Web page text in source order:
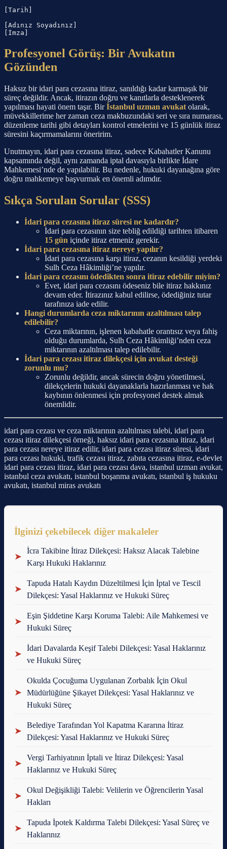
[Tarih]
[Adınız Soyadınız]
Profesyonel Görüş: Bir Avukatın
Gözünden
Haksız bir idari para cezasına itiraz, sanıldığı kadar karmaşık bir
süreç değildir. Ancak, itirazın doğru ve kanıtlarla desteklenerek
yapılması hayati önem taşır. Birİstanbul uzman avukat olarak,
müvekkillerime her zaman ceza makbuzundaki seri ve sıra numarası,
düzenleme tarihi gibi detayları kontrol etmelerini ve 15 günlük itiraz
süresini kaçırmamalarını öneririm.
Unutmayın, idari para cezasına itiraz, sadece Kabahatler Kanunu
kapsamında değil, aynı zamanda iptal davasıyla birlikte İdare
Mahkemesi’nde de yapılabilir. Bu nedenle, hukuki dayanağına göre
doğru mahkemeye başvurmak en önemli adımdır.
Sıkça Sorulan Sorular (SSS)
İdari para cezasına itiraz süresi ne kadardır?
İdari para cezasının size tebliğ edildiği tarihten itibaren
15 gün içinde itiraz etmeniz gerekir.
İdari para cezasına itiraz nereye yapılır?
İdari para cezasına karşı itiraz, cezanın kesildiği yerdeki
Sulh Ceza Hâkimliği’ne yapılır.
İdari para cezasını ödedikten sonra itiraz edebilir miyim?
Evet, idari para cezasını ödeseniz bile itiraz hakkınız
devam eder. İtirazınız kabul edilirse, ödediğiniz tutar
tarafınıza iade edilir.
Hangi durumlarda ceza miktarının azaltılması talep
edilebilir?
Ceza miktarının, işlenen kabahatle orantısız veya fahiş
olduğu durumlarda, Sulh Ceza Hâkimliği’nden ceza
miktarının azaltılması talep edilebilir.
İdari para cezası itiraz dilekçesi için avukat desteği
zorunlu mu?
Zorunlu değildir, ancak sürecin doğru yönetilmesi,
dilekçelerin hukuki dayanaklarla hazırlanması ve hak
kaybının önlenmesi için profesyonel destek almak
önemlidir.
idari para cezası ve ceza miktarının azaltılması talebi, idari para
cezası itiraz dilekçesi örneği, haksız idari para cezasına itiraz, idari
para cezası nereye itiraz edilir, idari para cezası itiraz süresi, idari
para cezası hukuki, trafik cezası itiraz, zabıta cezasına itiraz, e-devlet
idari para cezası itiraz, idari para cezası dava, istanbul uzman avukat,
istanbul ceza avukatı, istanbul boşanma avukatı, istanbul iş hukuku
avukatı, istanbul miras avukatı
İlginizi çekebilecek diğer makaleler
➤
İcra Takibine İtiraz Dilekçesi: Haksız Alacak Talebine
Karşı Hukuki Haklarınız
➤
Tapuda Hatalı Kaydın Düzeltilmesi İçin İptal ve Tescil
Dilekçesi: Yasal Haklarınız ve Hukuki Süreç
➤
Eşin Şiddetine Karşı Koruma Talebi: Aile Mahkemesi ve
Hukuki Süreç
➤
İdari Davalarda Keşif Talebi Dilekçesi: Yasal Haklarınız
ve Hukuki Süreç
➤
Okulda Çocuğuma Uygulanan Zorbalık İçin Okul
Müdürlüğüne Şikayet Dilekçesi: Yasal Haklarınız ve
Hukuki Süreç
➤
Belediye Tarafından Yol Kapatma Kararına İtiraz
Dilekçesi: Yasal Haklarınız ve Hukuki Süreç
➤
Vergi Tarhiyatının İptali ve İtiraz Dilekçesi: Yasal
Haklarınız ve Hukuki Süreç
➤
Okul Değişikliği Talebi: Velilerin ve Öğrencilerin Yasal
Hakları
➤
Tapuda İpotek Kaldırma Talebi Dilekçesi: Yasal Süreç ve
Haklarınız